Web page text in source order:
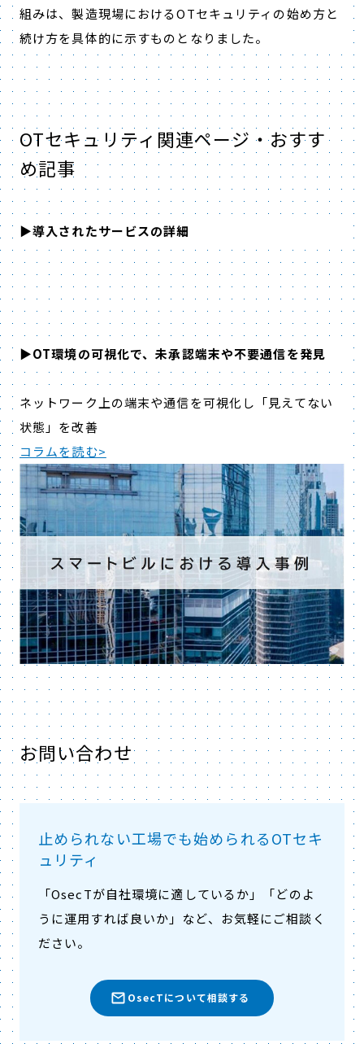
組みは、製造現場におけるOTセキュリティの始め方と
続け方を具体的に示すものとなりました。
OTセキュリティ関連ページ・おすす
め記事
▶導入されたサービスの詳細
▶OT環境の可視化で、未承認端末や不要通信を発見
ネットワーク上の端末や通信を可視化し「見えてない
状態」を改善
コラムを読む>
お問い合わせ
止められない工場でも始められるOTセキ
ュリティ
「OsecTが自社環境に適しているか」「どのよ
うに運用すれば良いか」など、お気軽にご相談く
ださい。
OsecTについて相談する